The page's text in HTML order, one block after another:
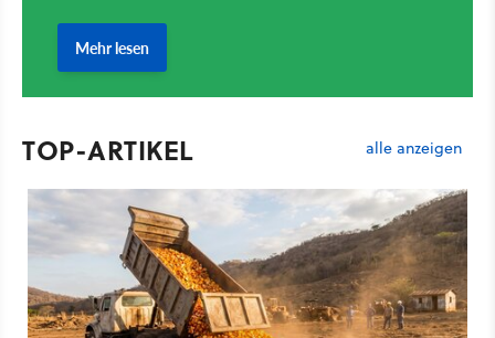
TOP-ARTIKEL alle anzeigen